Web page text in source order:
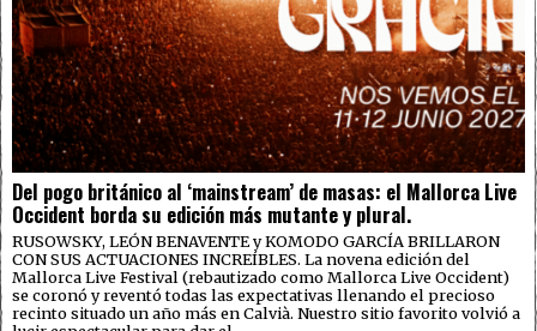
Del pogo británico al ‘mainstream’ de masas: el Mallorca Live
Occident borda su edición más mutante y plural.
RUSOWSKY, LEÓN BENAVENTE y KOMODO GARCÍA BRILLARON
CON SUS ACTUACIONES INCREÍBLES. La novena edición del
Mallorca Live Festival (rebautizado como Mallorca Live Occident)
se coronó y reventó todas las expectativas llenando el precioso
recinto situado un año más en Calvià. Nuestro sitio favorito volvió a